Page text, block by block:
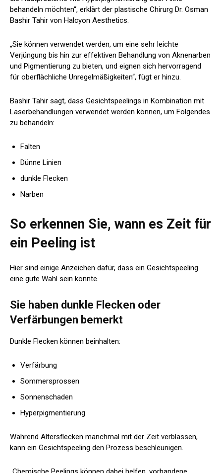
behandeln möchten“, erklärt der plastische Chirurg Dr. Osman
Bashir Tahir von Halcyon Aesthetics.
„Sie können verwendet werden, um eine sehr leichte
Verjüngung bis hin zur effektiven Behandlung von Aknenarben
und Pigmentierung zu bieten, und eignen sich hervorragend
für oberflächliche Unregelmäßigkeiten“, fügt er hinzu.
Bashir Tahir sagt, dass Gesichtspeelings in Kombination mit
Laserbehandlungen verwendet werden können, um Folgendes
zu behandeln:
Falten
Dünne Linien
dunkle Flecken
Narben
So erkennen Sie, wann es Zeit für
ein Peeling ist
Hier sind einige Anzeichen dafür, dass ein Gesichtspeeling
eine gute Wahl sein könnte.
Sie haben dunkle Flecken oder
Verfärbungen bemerkt
Dunkle Flecken können beinhalten:
Verfärbung
Sommersprossen
Sonnenschaden
Hyperpigmentierung
Während Altersflecken manchmal mit der Zeit verblassen,
kann ein Gesichtspeeling den Prozess beschleunigen.